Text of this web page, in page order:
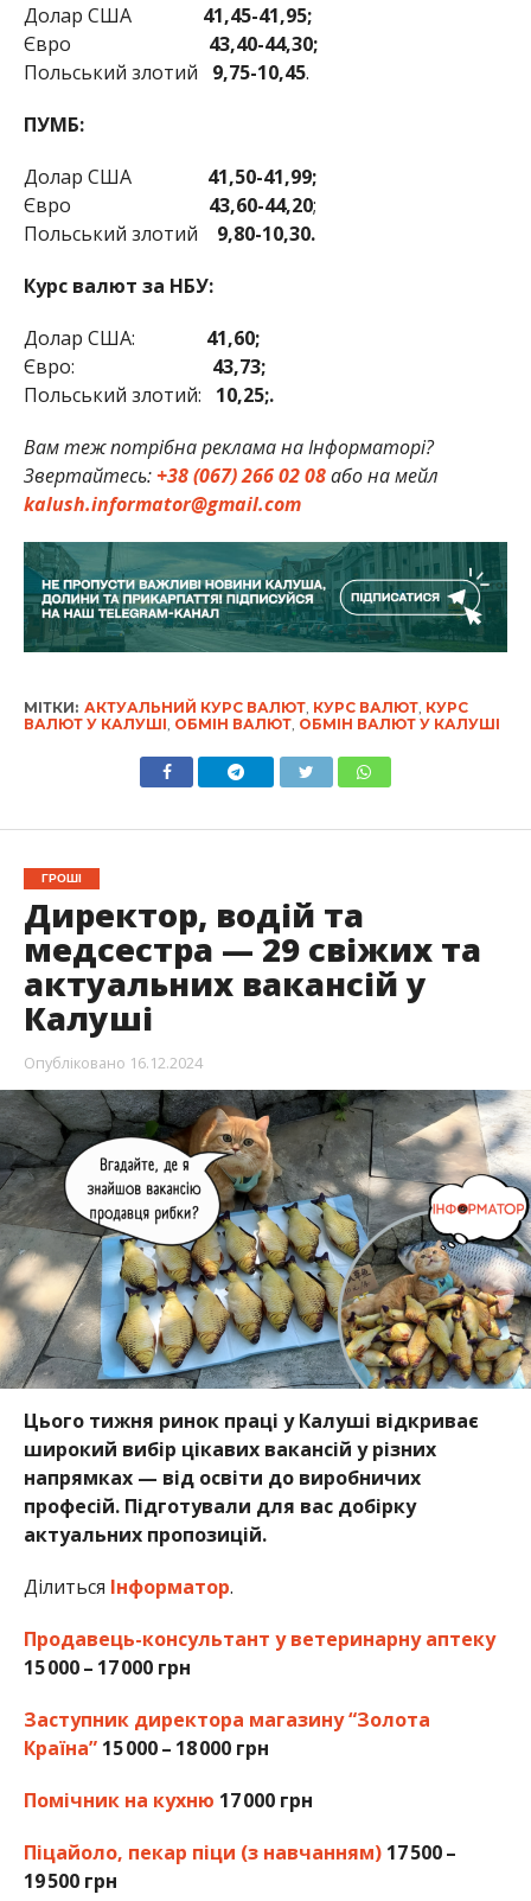
Долар США 41,45-41,95;
Євро 43,40-44,30;
Польський злотий 9,75-10,45.
ПУМБ:
Долар США 41,50-41,99;
Євро 43,60-44,20;
Польський злотий 9,80-10,30.
Курс валют за НБУ:
Долар США: 41,60;
Євро: 43,73;
Польський злотий: 10,25;.
Вам теж потрібна реклама на Інформаторі?
Звертайтесь:+38 (067) 266 02 08або на мейл
kalush.informator@gmail.com
МІТКИ: АКТУАЛЬНИЙ КУРС ВАЛЮТ, КУРС ВАЛЮТ, КУРС
ВАЛЮТ У КАЛУШІ, ОБМІН ВАЛЮТ, ОБМІН ВАЛЮТ У КАЛУШІ
ГРОШІ
Директор, водій та
медсестра — 29 свіжих та
актуальних вакансій у
Калуші
Опубліковано 16.12.2024
Цього тижня ринок праці у Калуші відкриває
широкий вибір цікавих вакансій у різних
напрямках — від освіти до виробничих
професій. Підготували для вас добірку
актуальних пропозицій.
Ділиться Інформатор.
Продавець-консультант у ветеринарну аптеку
15 000 – 17 000 грн
Заступник директора магазину “Золота
Країна” 15 000 – 18 000 грн
Помічник на кухню 17 000 грн
Піцайоло, пекар піци (з навчанням) 17 500 –
19 500 грн